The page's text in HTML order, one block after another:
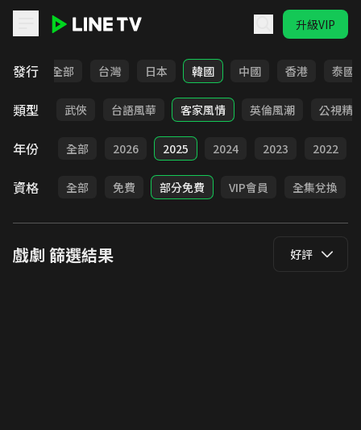
升級VIP
發行 全部 台灣 日本 韓國 中國 香港 泰國
類型
時代 武俠 台語風華 客家風情 英倫風潮 公視精
年份 全部 2026 2025 2024 2023 2022
資格 全部 免費 部分免費 VIP會員 全集兌換
戲劇 篩選結果 好評